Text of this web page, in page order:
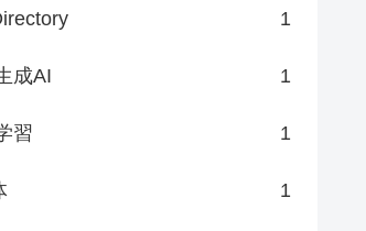
1
成AI 1
習 1
1